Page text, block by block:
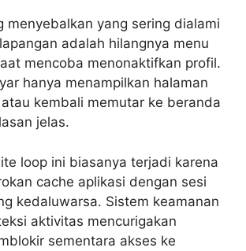
menyebalkan yang sering dialami
adalah hilangnya menu
mencoba menonaktifkan profil.
hanya menampilkan halaman
kembali memutar ke beranda
jelas.
loop ini biasanya terjadi karena
cache aplikasi dengan sesi
kedaluwarsa. Sistem keamanan
aktivitas mencurigakan
sementara akses ke